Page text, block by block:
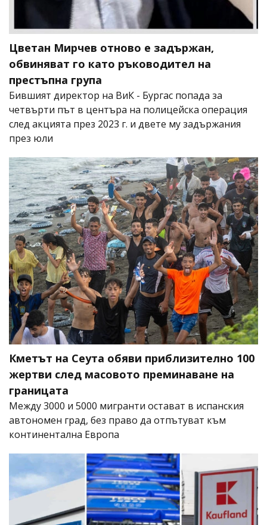
Цветан Мирчев отново е задържан,
обвиняват го като ръководител на
престъпна група
Бившият директор на ВиК - Бургас попада за
четвърти път в центъра на полицейска операция
след акцията през 2023 г. и двете му задържания
през юли
Кметът на Сеута обяви приблизително 100
жертви след масовото преминаване на
границата
Между 3000 и 5000 мигранти остават в испанския
автономен град, без право да отпътуват към
континентална Европа